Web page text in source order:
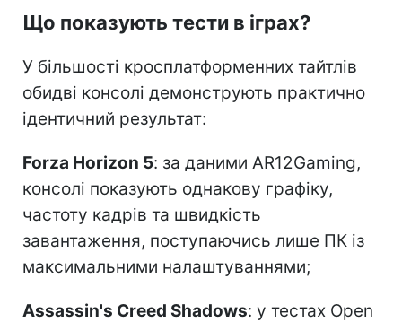
Що показують тести в іграх?
У більшості кросплатформенних тайтлів
обидві консолі демонструють практично
ідентичний результат:
Forza Horizon 5: за даними AR12Gaming,
консолі показують однакову графіку,
частоту кадрів та швидкість
завантаження, поступаючись лише ПК із
максимальними налаштуваннями;
Assassin's Creed Shadows: у тестах Open